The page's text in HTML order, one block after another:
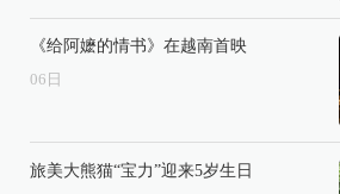
《给阿嬷的情书》在越南首映
06 日
旅美大熊猫“宝力”迎来5岁生日